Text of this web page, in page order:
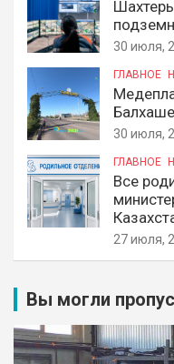
30 июля,
ГЛАВНОЕ
Балхаше
30 июля,
ГЛАВНОЕ
Все
27 июля,
Вы могли